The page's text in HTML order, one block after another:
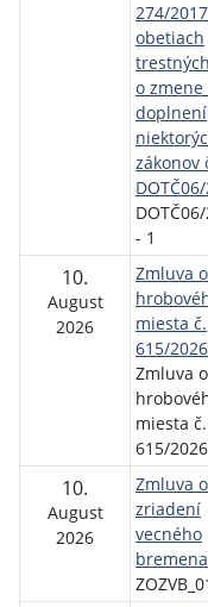
274/
obetiach
o zmene
doplnení
zákonov
- 1
10.
August
2026
Zmluva
miesta č.
615/2026
Zmluva
miesta č.
615/2026
10.
August
2026
Zmluva o
zriadení
vecného
bremena